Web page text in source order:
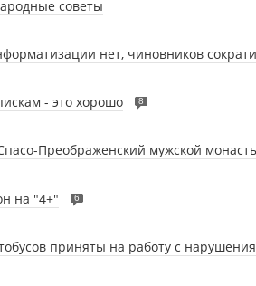
советы
нет, чиновников
- это хорошо 8
Преображенский мужской
на "4+" 6
приняты на работу с